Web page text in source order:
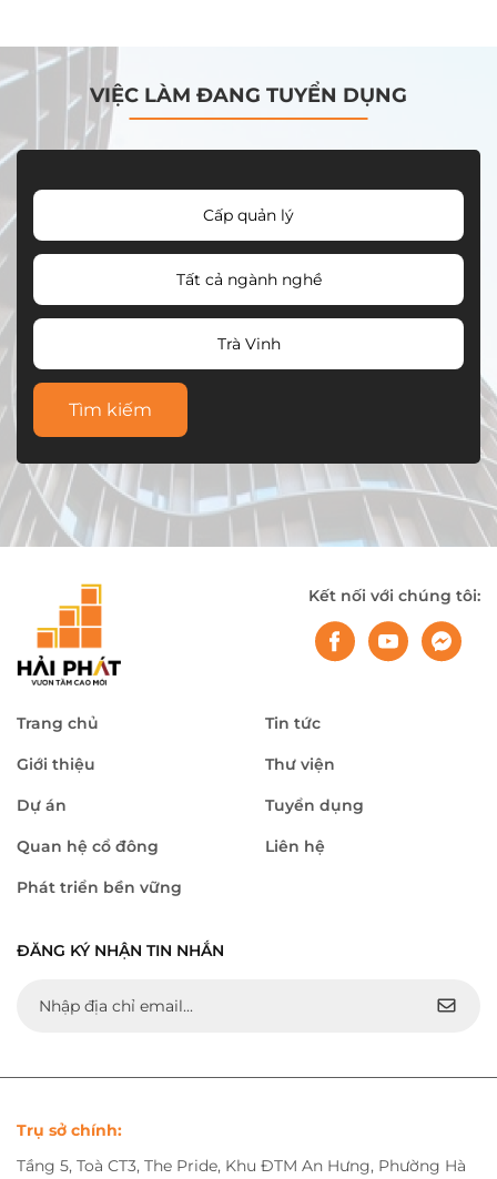
VIỆC LÀM ĐANG TUYỂN DỤNG
Cấp quản lý
Tất cả ngành nghề
Trà Vinh
Tìm kiếm
Kết nối với chúng tôi:
Trang chủ
Giới thiệu
Dự án
Quan hệ cổ đông
Phát triển bền vững
Tin tức
Thư viện
Tuyển dụng
Liên hệ
ĐĂNG KÝ NHẬN TIN NHẮN
Trụ sở chính:
Tầng 5, Toà CT3, The Pride, Khu ĐTM An Hưng, Phường Hà